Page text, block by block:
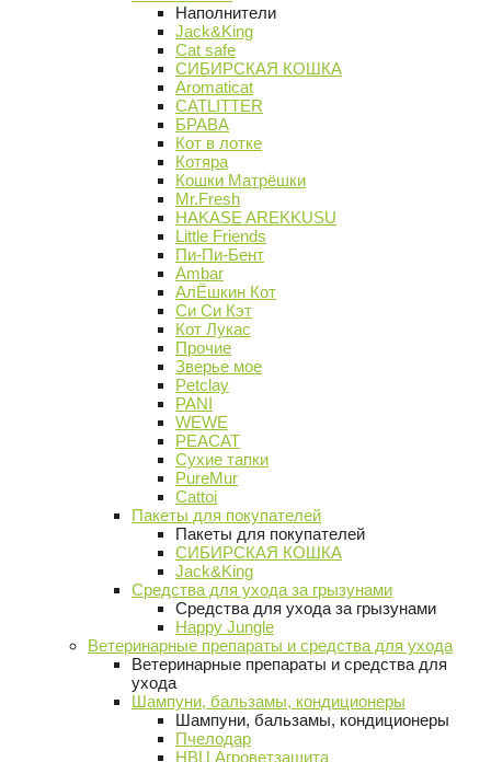
Наполнители
Jack&King
Cat safe
СИБИРСКАЯ КОШКА
Aromaticat
CATLITTER
БРАВА
Кот в лотке
Котяра
Кошки Матрёшки
Mr.Fresh
HAKASE AREKKUSU
Little Friends
Пи-Пи-Бент
Ambar
АлЁшкин Кот
Си Си Кэт
Кот Лукас
Прочие
Зверье мое
Petclay
PANI
WEWE
PEACAT
Сухие тапки
PureMur
Cattoi
Пакеты для покупателей
Пакеты для покупателей
СИБИРСКАЯ КОШКА
Jack&King
Средства для ухода за грызунами
Средства для ухода за грызунами
Happy Jungle
Ветеринарные препараты и средства для ухода
Ветеринарные препараты и средства для
ухода
Шампуни, бальзамы, кондиционеры
Шампуни, бальзамы, кондиционеры
Пчелодар
НВЦ Агроветзащита